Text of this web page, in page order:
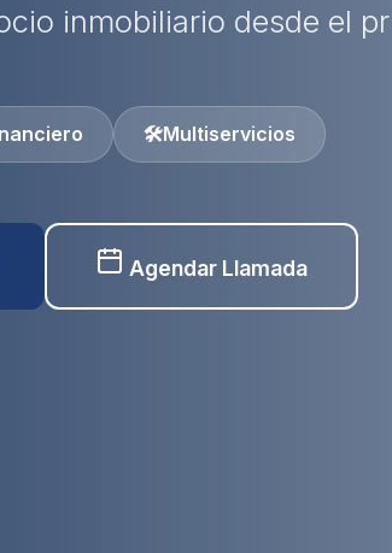
inmobiliario desde el
🛠️Multiservicios
Agendar Llamada